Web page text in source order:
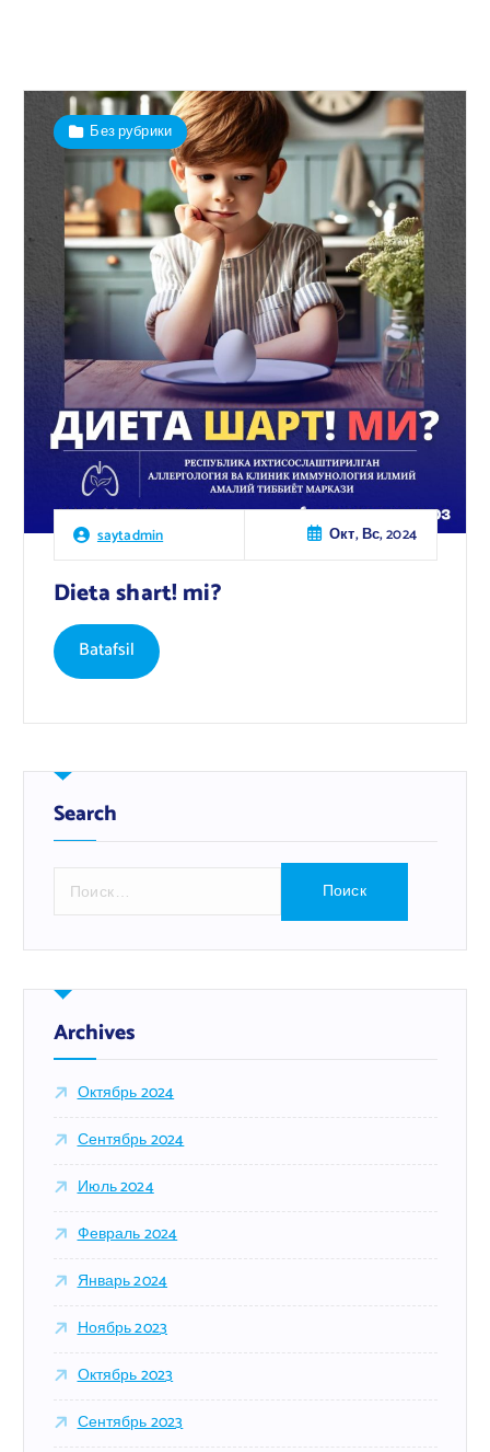
saytadmin Окт, Вс, 2024
Без рубрики
Dieta shart! mi?
Batafsil
Search
т
:
Archives
Октябрь 2024
Сентябрь 2024
Июль 2024
Февраль 2024
Январь 2024
Ноябрь 2023
Октябрь 2023
Сентябрь 2023